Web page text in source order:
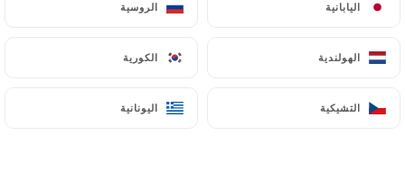
اليابانية الروسية
الهولندية الكورية
التشيكية اليونانية
Primerose
اليابانية الروسية
الهولندية الكورية
التشيكية اليونانية